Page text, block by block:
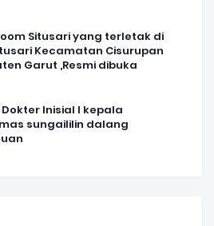
Situsari yang terletak di
Kecamatan Cisurupan
Garut ,Resmi dibuka
Inisial I kepala
sungaililin dalang